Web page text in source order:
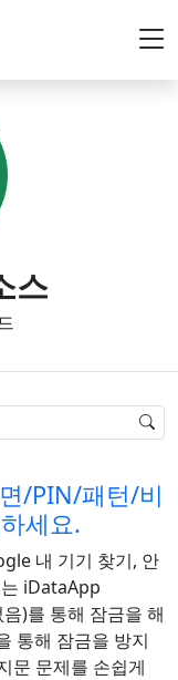
스
/PIN/패턴/비
세요.
내 기기 찾기, 안
iDataApp
)를 통해 잠금을 해
통해 잠금을 방지
문 문제를 손쉽게